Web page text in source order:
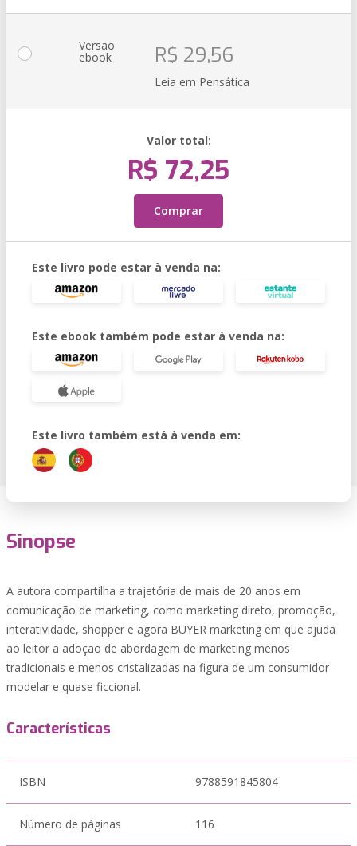
Versão
ebook R$ 29,56
Leia em Pensática
Valor total:
R$ 72,25
Comprar
Este livro pode estar à venda na:
Este ebook também pode estar à venda na:
Este livro também está à venda em:
Sinopse
A autora compartilha a trajetória de mais de 20 anos em
comunicação de marketing, como marketing direto, promoção,
interatividade, shopper e agora BUYER marketing em que ajuda
ao leitor a adoção de abordagem de marketing menos
tradicionais e menos cristalizadas na figura de um consumidor
modelar e quase ficcional.
Características
ISBN 9788591845804
Número de páginas 116